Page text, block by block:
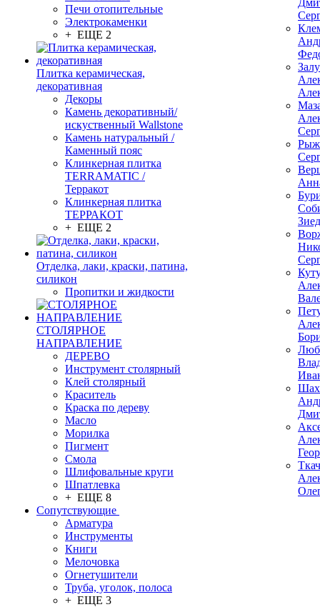
Печи отопительные
Электрокаменки
+ ЕЩЕ 2
Плитка керамическая,
декоративная
Декоры
Камень декоративный/
искуственный Wallstone
Камень натуральный /
Каменный пояс
Клинкерная плитка
TERRAMATIC /
Терракот
Клинкерная плитка
ТЕРРАКОТ
+ ЕЩЕ 2
Отделка, лаки, краски, патина,
силикон
Пропитки и жидкости
СТОЛЯРНОЕ
НАПРАВЛЕНИЕ
ДЕРЕВО
Инструмент столярный
Клей столярный
Краситель
Краска по дереву
Масло
Морилка
Пигмент
Смола
Шлифовальные круги
Шпатлевка
+ ЕЩЕ 8
Сопутствующие
Арматура
Инструменты
Книги
Мелочовка
Огнетушители
Труба, уголок, полоса
+ ЕЩЕ 3